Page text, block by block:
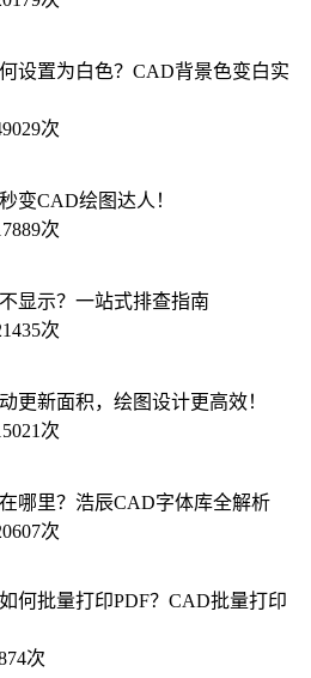
设置为白色？CAD背景色变白实
次
变CAD绘图达人！
次
显示？一站式排查指南
次
更新面积，绘图设计更高效！
次
哪里？浩辰CAD字体库全解析
次
何批量打印PDF？CAD批量打印
次